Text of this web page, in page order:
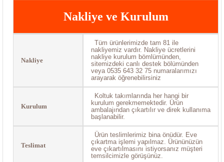
Nakliye ve Kurulum
Nakliye
Tüm ürünlerimizde tam 81 ile
nakliyemiz vardır. Nakliye ücretlerini
nakliye kurulum bömlümünden,
sitemizdeki canlı destek bölümünden
veya 0535 643 32 75 numaralarımızı
arayarak öğrenebilirsiniz
Kurulum
Koltuk takımlarında her hangi bir
kurulum gerekmemektedir. Ürün
ambalajından çıkartılır ve direk kullanıma
başlanabilir.
Teslimat
Ürün teslimlerimiz bina önüdür. Eve
çıkartma işlemi yapılmaz. Ürününüzün
eve çıkartılmasını istiyorsanız müşteri
temsilcimizle görüşünüz.